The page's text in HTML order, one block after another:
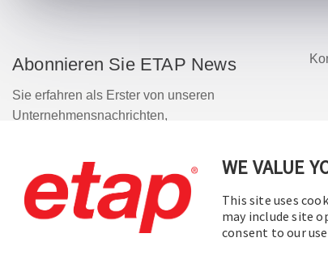
WE VALUE
This site uses
may include site
consent to our
Abonnieren Sie ETAP News
Sie erfahren als Erster von unseren
Unternehmensnachrichten,
mehr.
Abonnieren